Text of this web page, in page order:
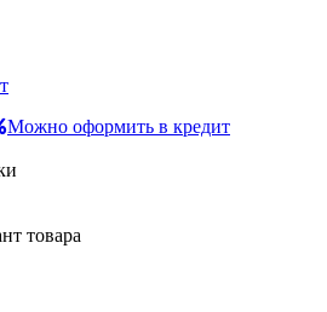
Можно оформить в кредит
товара